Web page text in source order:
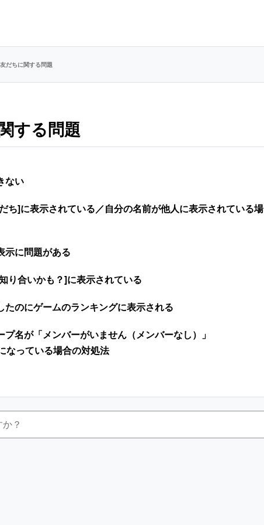
友だちに関する問題
する問題
ない
ち]に表示されている／自分の名前が他人に表示されている場
示に問題がある
り合いかも？]に表示されている
たのにゲームのランキングに表示される
プ名が「メンバーがいません（メンバーなし）」
なっている場合の対処法